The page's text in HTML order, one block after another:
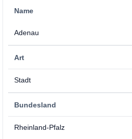
Name
Adenau
Art
Stadt
Bundesland
Rheinland-Pfalz